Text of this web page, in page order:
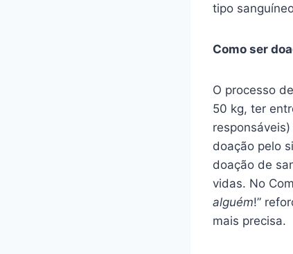
tipo
Como ser
O processo
50 kg, ter
doação pelo
doação de
vidas. No
alguém!”
mais precisa.